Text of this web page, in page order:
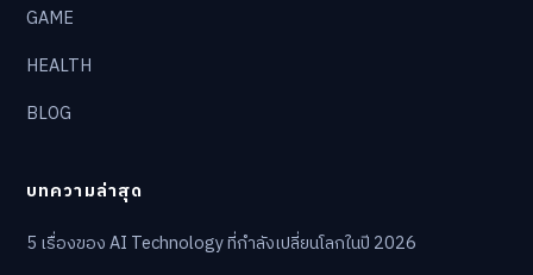
GAME
HEALTH
BLOG
บทความล่าสุด
5 เรื่องของ AI Technology ที่กำลังเปลี่ยนโลกในปี 2026